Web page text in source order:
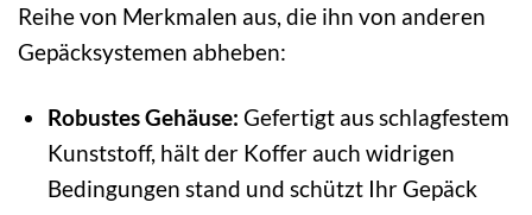
Reihe von Merkmalen aus, die ihn von anderen
Gepäcksystemen abheben:
Robustes Gehäuse: Gefertigt aus schlagfestem
Kunststoff, hält der Koffer auch widrigen
Bedingungen stand und schützt Ihr Gepäck